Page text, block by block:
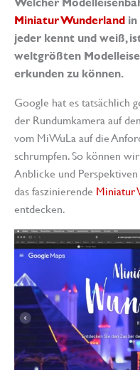
Miniatur Wunderland
jeder kennt und weiß,
weltgrößten
erkunden zu können.
Google hat es tatsächlich
der Rundumkamera auf
vom MiWuLa auf die
schrumpfen. So können
Anblicke und
das faszinierende Miniatur
entdecken.